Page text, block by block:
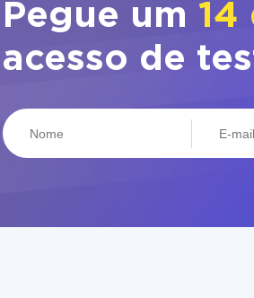
Pegue um 14
acesso de